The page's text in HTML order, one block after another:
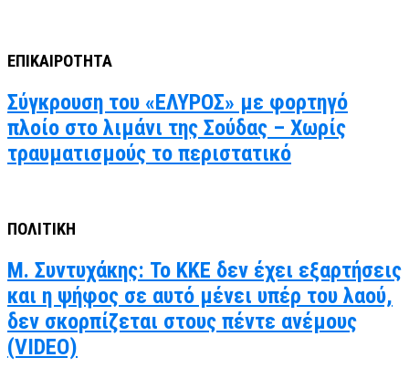
ΕΠΙΚΑΙΡΟΤΗΤΑ
Σύγκρουση του «ΕΛΥΡΟΣ» με φορτηγό
πλοίο στο λιμάνι της Σούδας – Χωρίς
τραυματισμούς το περιστατικό
ΠΟΛΙΤΙΚΗ
Μ. Συντυχάκης: Το ΚΚΕ δεν έχει εξαρτήσεις
και η ψήφος σε αυτό μένει υπέρ του λαού,
δεν σκορπίζεται στους πέντε ανέμους
(VIDEO)